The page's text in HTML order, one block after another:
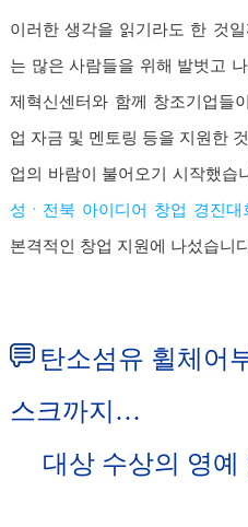
이러한 생각을 읽기라도 한 것
는 많은 사람들을 위해 발벗고
제혁신센터와 함께 창조기업들
업 자금 및 멘토링 등을 지원한
업의 바람이 불어오기 시작했습
성ㆍ전북 아이디어 창업 경진대
본격적인 창업 지원에 나섰습니
탄소섬유 휠체어
스크까지…
대상 수상의 영